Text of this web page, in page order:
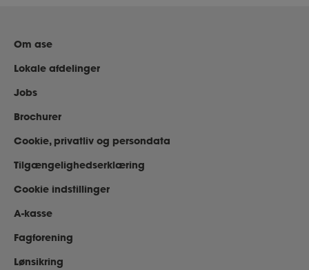
Om ase
Lokale afdelinger
Jobs
Brochurer
Cookie, privatliv og persondata
Tilgængelighedserklæring
Cookie indstillinger
A-kasse
Fagforening
Lønsikring